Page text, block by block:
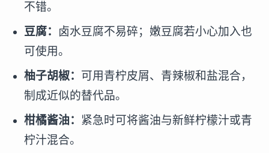
不错。
豆腐： 卤水豆腐不易碎；嫩豆腐若小心加入也
可使用。
柚子胡椒：
可用青柠皮屑、青辣椒和盐混合，
制成近似的替代品。
柑橘酱油： 紧急时可将酱油与新鲜柠檬汁或青
柠汁混合。